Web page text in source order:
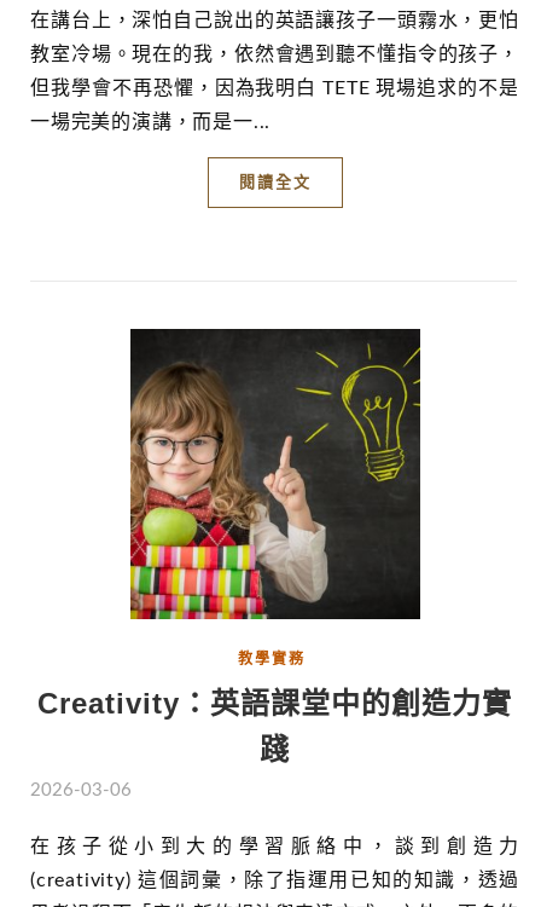
在講台上，深怕自己說出的英語讓孩子一頭霧水，更怕
教室冷場。現在的我，依然會遇到聽不懂指令的孩子，
但我學會不再恐懼，因為我明白 TETE 現場追求的不是
一場完美的演講，而是一...
閱讀全文
教學實務
Creativity：英語課堂中的創造力實
踐
2026-03-06
在孩子從小到大的學習脈絡中，談到創造力
(creativity) 這個詞彙，除了指運用已知的知識，透過